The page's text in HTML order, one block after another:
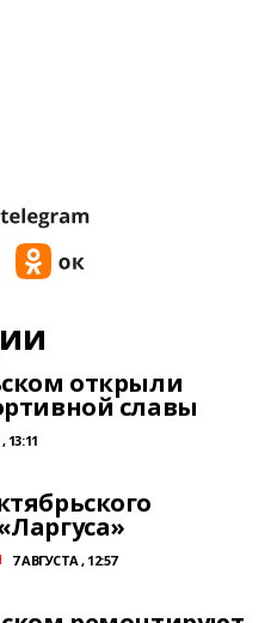
открыли
славы
13:11
7 АВГУСТА , 12:57